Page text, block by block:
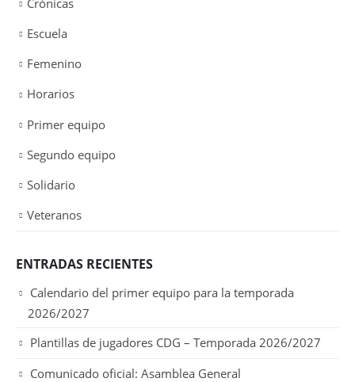
Crónicas
Escuela
Femenino
Horarios
Primer equipo
Segundo equipo
Solidario
Veteranos
ENTRADAS RECIENTES
Calendario del primer equipo para la temporada
2026/2027
Plantillas de jugadores CDG – Temporada 2026/2027
Comunicado oficial: Asamblea General